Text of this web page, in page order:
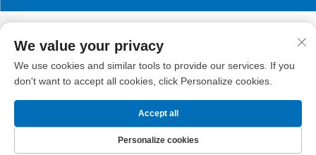
저작권 © 2024 상해 플라잉 피시 기계 제조 유한 회사.
We value your privacy
We use cookies and similar tools to provide our services. If you
don't want to accept all cookies, click Personalize cookies.
Personalize cookies
Accept all